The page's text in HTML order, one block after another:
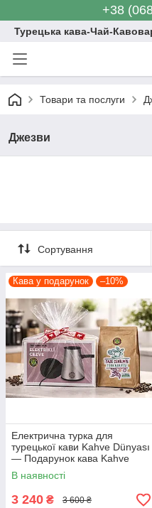
+38
Турецька кава-Чай-
Товари та послуги
Джезви
Сортування
Кава у подарунок –10%
Електрична турка для
турецької кави Kahve Dünyası
— Подарунок кава Kahve
Dünyası 600 г
В наявності
3 240 ₴ 3 600 ₴